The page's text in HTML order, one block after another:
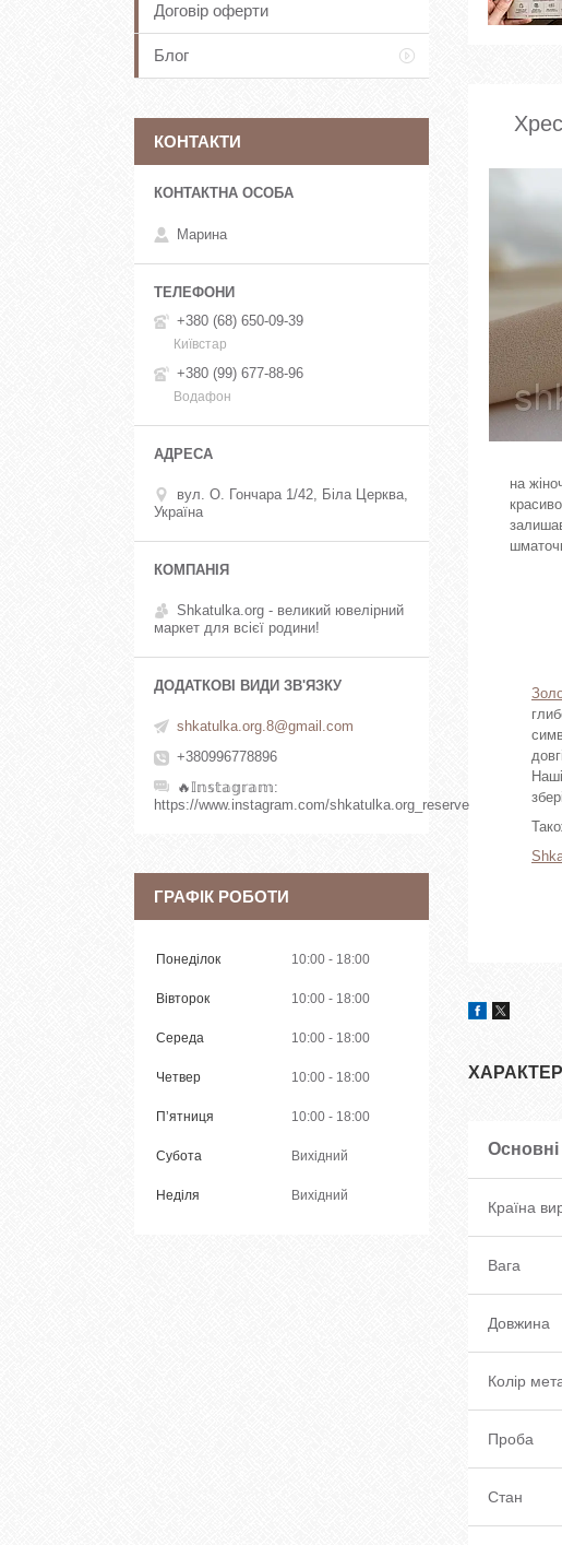
на
Основні
Країна
Вага
Довжина
Колір
Проба
Стан
Договір оферти
Блог
КОНТАКТИ
Марина
+380 (68) 650-09-39
Київстар
+380 (99) 677-88-96
Водафон
вул. О. Гончара 1/42, Біла Церква,
Україна
Shkatulka.org - великий ювелірний
маркет для всієї родини!
shkatulka.org.8@gmail.com
+380996778896
🔥𝕀𝕟𝕤𝕥𝕒𝕘𝕣𝕒𝕞
https://www.instagram.com/shkatulka.org_reserve
ГРАФІК РОБОТИ
Понеділок 10:00 18:00
Вівторок 10:00 18:00
Середа 10:00 18:00
Четвер 10:00 18:00
Пʼятниця 10:00 18:00
Субота Вихідний
Неділя Вихідний